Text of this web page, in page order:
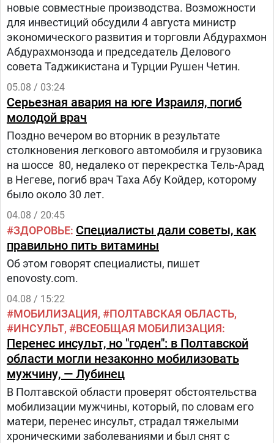
новые совместные производства. Возможности
для инвестиций обсудили 4 августа министр
экономического развития и торговли Абдурахмон
Абдурахмонзода и председатель Делового
совета Таджикистана и Турции Рушен Четин.
05.08 / 03:24
Серьезная авария на юге Израиля, погиб
молодой врач
Поздно вечером во вторник в результате
столкновения легкового автомобиля и грузовика
на шоссе 80, недалеко от перекрестка Тель-Арад
в Негеве, погиб врач Таха Абу Койдер, которому
было около 30 лет.
04.08 / 20:45
ЗДОРОВЬЕ Специалисты дали советы, как
правильно пить витамины
Об этом говорят специалисты, пишет
enovosty.com.
04.08 / 15:22
МОБИЛИЗАЦИЯ
ПОЛТАВСКАЯ ОБЛАСТЬ
ИНСУЛЬТ
ВСЕОБЩАЯ МОБИЛИЗАЦИЯ
Перенес инсульт, но "годен": в Полтавской
области могли незаконно мобилизовать
мужчину, — Лубинец
В Полтавской области проверят обстоятельства
мобилизации мужчины, который, по словам его
матери, перенес инсульт, страдал тяжелыми
хроническими заболеваниями и был снят с